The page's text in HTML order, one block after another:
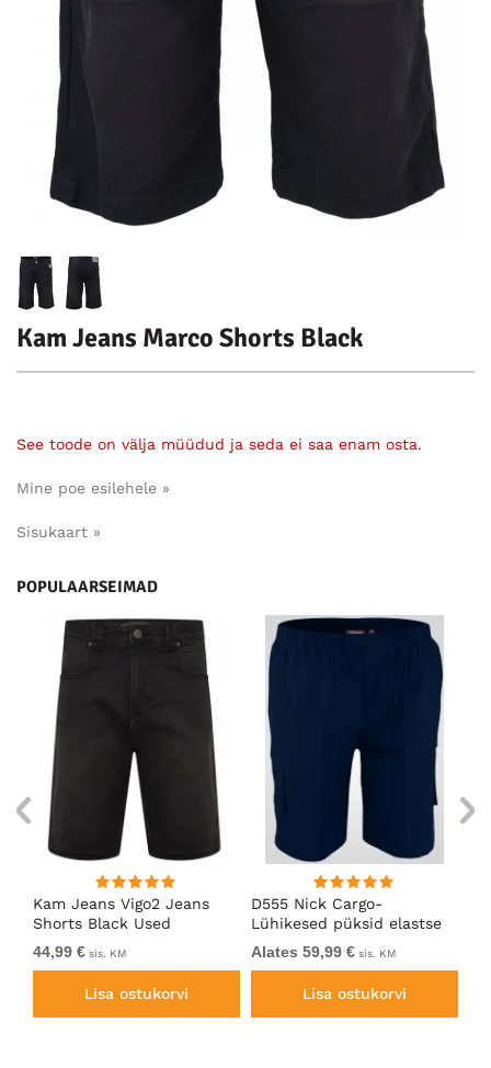
Kam Jeans Marco Shorts Black
See toode on välja müüdud ja seda ei saa enam osta.
Mine poe esilehele »
Sisukaart »
POPULAARSEIMAD
Kam Jeans Vigo2 Jeans
Shorts Black Used
44,99 € sis. KM
Lisa ostukorvi
D555 Nick Cargo-
Lühikesed püksid elastse
vöökohaga Tumesinine
Alates 59,99 € sis. KM
Lisa ostukorvi